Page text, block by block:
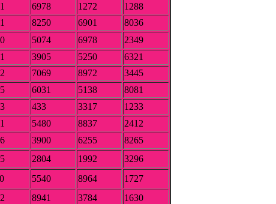
6978 1272
1288
8250 6901
8036
5074 6978
2349
3905 5250
6321
7069 8972
3445
6031 5138
8081
433 3317
1233
5480 8837
2412
3900 6255
8265
2804 1992
3296
5540 8964
1727
8941 3784
1630